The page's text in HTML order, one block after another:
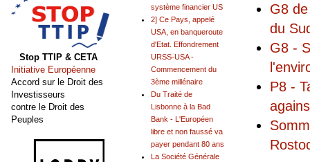
G8
du
G8 -
P8 -
système financier US
2] Ce Pays, appelé
USA, en banqueroute
d'Etat. Effondrement
URSS-USA -
Commencement du
3ème millénaire
Du Traité de
Lisbonne à la Bad
Bank - L'Européen
libre et non faussé va
payer pendant 80 ans
La Société Générale
Stop TTIP & CETA
Initiative Européenne
Accord sur le Droit des
Investisseurs
contre le Droit des
Peuples